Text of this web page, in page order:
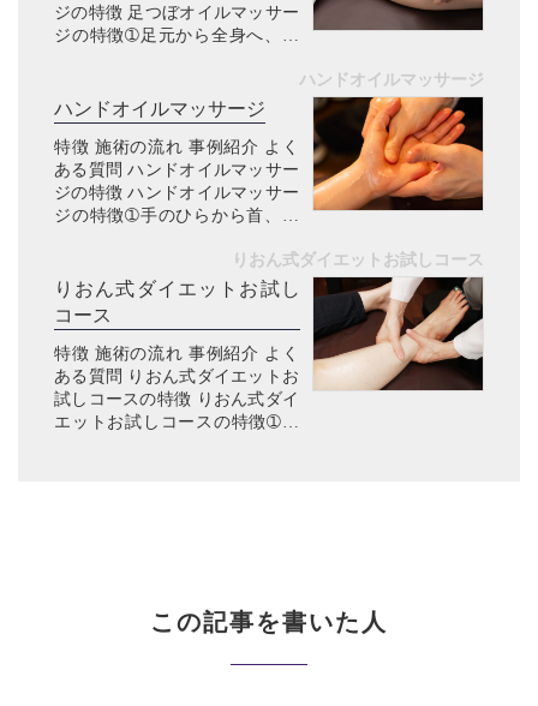
ジの特徴 足つぼオイルマッサー
ジの特徴➀足元から全身へ、不
むくみがひどく、夕方になると
靴がきつく感じる冷え性で、
足...
ハンドオイルマッサージ
ハンドオイルマッサージ
特徴 施術の流れ 事例紹介 よく
ある質問 ハンドオイルマッサー
ジの特徴 ハンドオイルマッサー
ジの特徴➀手のひらから首、肩
きる こんなお悩みありません
か？ 手が冷たい・冷え性がつら
いパソコン・スマホの使いすぎ
で...
りおん式ダイエットお試しコース
りおん式ダイエットお試し
コース
特徴 施術の流れ 事例紹介 よく
ある質問 りおん式ダイエットお
試しコースの特徴 りおん式ダイ
エットお試しコースの特徴➀太
この記事を書いた人